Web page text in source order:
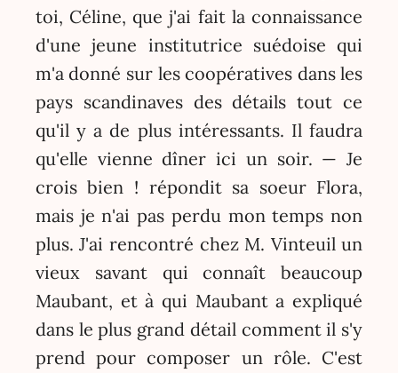
toi, Céline, que j'ai fait la connaissance
d'une jeune institutrice suédoise qui
m'a donné sur les coopératives dans les
pays scandinaves des détails tout ce
qu'il y a de plus intéressants. Il faudra
qu'elle vienne dîner ici un soir. — Je
crois bien ! répondit sa soeur Flora,
mais je n'ai pas perdu mon temps non
plus. J'ai rencontré chez M. Vinteuil un
vieux savant qui connaît beaucoup
Maubant, et à qui Maubant a expliqué
dans le plus grand détail comment il s'y
prend pour composer un rôle. C'est